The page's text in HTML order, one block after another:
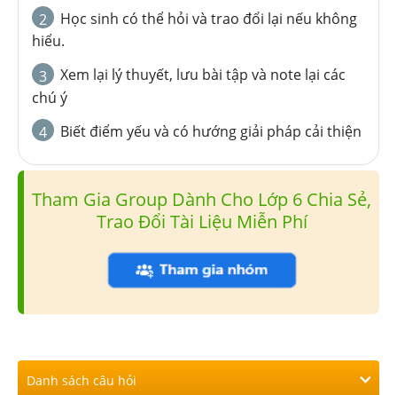
2
Học sinh có thể hỏi và trao đổi lại nếu không
hiểu.
3
Xem lại lý thuyết, lưu bài tập và note lại các
chú ý
4
Biết điểm yếu và có hướng giải pháp cải thiện
Tham Gia Group Dành Cho Lớp 6 Chia Sẻ,
Trao Đổi Tài Liệu Miễn Phí
Danh sách câu hỏi